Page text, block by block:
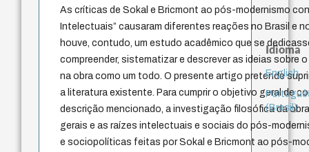
As críticas de Sokal e Bricmont ao pós-modernismo
Intelectuais” causaram diferentes reações no Brasil e
houve, contudo, um estudo acadêmico que se
compreender, sistematizar e descrever as ideias sobre
na obra como um todo. O presente artigo pretende
a literatura existente. Para cumprir o objetivo geral de
descrição mencionado, a investigação filosófica da
gerais e as raízes intelectuais e sociais do pós-
e sociopolíticas feitas por Sokal e Bricmont ao pós-
Idioma
English
(Brasil)